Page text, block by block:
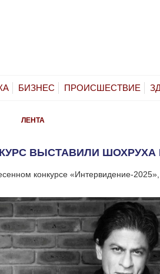
БИЗНЕС ПРОИСШЕСТВИЕ
ЛЕНТА
ВЫСТАВИЛИ ШОХРУХА
конкурсе «Интервидение-